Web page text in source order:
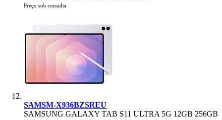
Preço sob consulta
SAMSM-X936BZSREU
SAMSUNG GALAXY TAB S11 ULTRA 5G 12GB 256GB